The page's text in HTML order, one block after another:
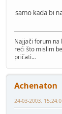
samo kada bi
Najjači forum na
reći što mislim
pričati...
Achenaton
24-03-2003,